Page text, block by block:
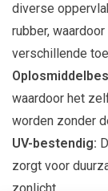
diverse
rubber,
verschillende
waardoor het
worden zonder
UV-bestendig:
zorgt voor